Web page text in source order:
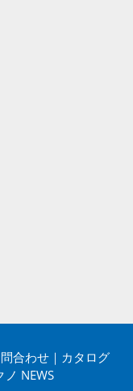
合わせ ｜ カタログ
ノ NEWS